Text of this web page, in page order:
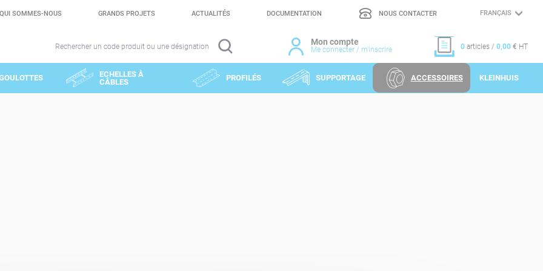
SOMMES-NOUS GRANDS PROJETS ACTUALITÉS DOCUMENTATION NOUS CONTACTER
CHOIX
Rechercher un code produit ou une désignation Mon compte
Me connecter / m'inscrire 0 articles / 0,00 € HT
ECHELLES À
CÂBLES
PROFILÉS SUPPORTAGE ACCESSOIRES KLEINHUIS